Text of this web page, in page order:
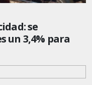
se
un 3,4% para